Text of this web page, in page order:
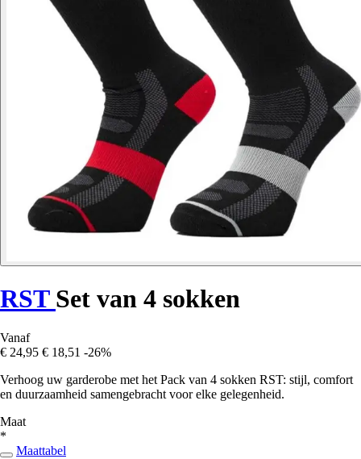
RST Set van 4 sokken
Vanaf
€ 24,95 € 18,51 -26%
Verhoog uw garderobe met het Pack van 4 sokken RST: stijl, comfort
en duurzaamheid samengebracht voor elke gelegenheid.
Maat
*
Maattabel